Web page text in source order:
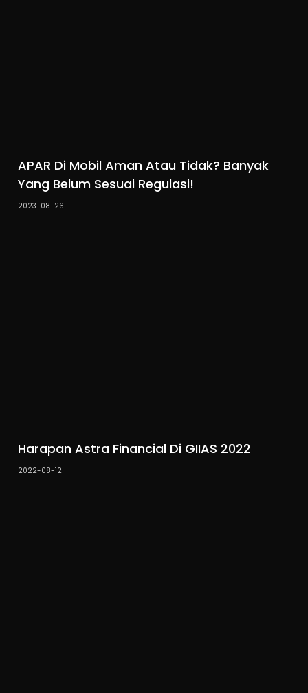
APAR Di Mobil Aman Atau Tidak? Banyak
Yang Belum Sesuai Regulasi!
2023-08-26
Harapan Astra Financial Di GIIAS 2022
2022-08-12